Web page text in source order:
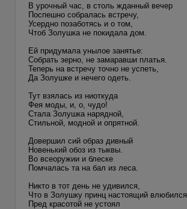
В урочный час, в столь жданный вечер
Поспешно собралась встречу,
Усердно позаботясь и о том,
Чтоб Золушка не покидала дом.
Ей придумала унылое занятье:
Собрать зерно, не замаравши платья.
Теперь на встречу точно не успеть,
Да Золушке и нечего одеть.
Тут взялась из ниоткуда
Фея моды, и, о, чудо!
Стала Золушка нарядной,
Стильной, модной и опрятной.
Довершил сий образ дивный
Новенький обоз из тыквы.
Во всеоружии и блеске
Помчалась та на бал из леса.
Никто в тот день не удивился,
Что в Золушку принц настоящий влюбился.
Пред красотой не устоял